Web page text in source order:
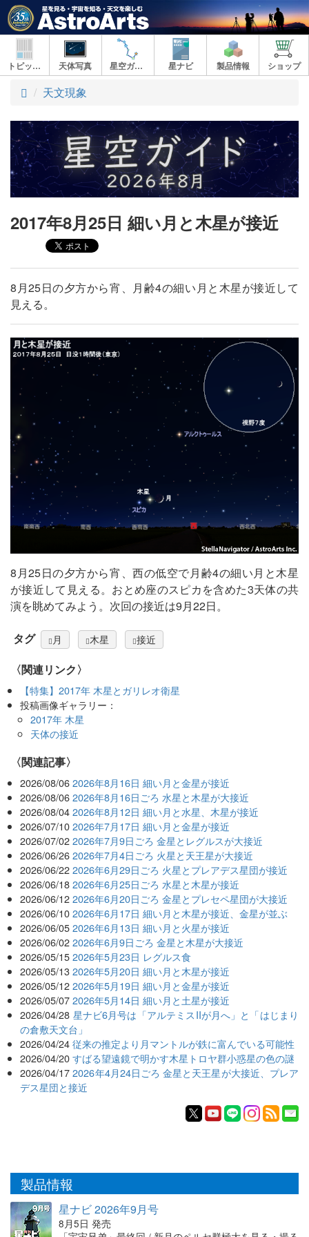
トピックス 天体写真 星空ガイド 星ナビ 製品情報 ショップ
ト
プ
天文現象
2017年8月25日 細い月と木星が接近
8月25日の夕方から宵、月齢4の細い月と木星が接近して
見える。
8月25日の夕方から宵、西の低空で月齢4の細い月と木星
が接近して見える。おとめ座のスピカを含めた3天体の共
演を眺めてみよう。次回の接近は9月22日。
タグ 月 木星 接近
〈関連リンク〉
【特集】2017年 木星とガリレオ衛星
投稿画像ギャラリー：
2017年 木星
天体の接近
関連記事
2026/08/06 2026年8月16日 細い月と金星が接近
2026/08/06 2026年8月16日ごろ 水星と木星が大接近
2026/08/04 2026年8月12日 細い月と水星、木星が接近
2026/07/10 2026年7月17日 細い月と金星が接近
2026/07/02 2026年7月9日ごろ 金星とレグルスが大接近
2026/06/26 2026年7月4日ごろ 火星と天王星が大接近
2026/06/22 2026年6月29日ごろ 火星とプレアデス星団が接近
2026/06/18 2026年6月25日ごろ 水星と木星が接近
2026/06/12 2026年6月20日ごろ 金星とプレセペ星団が大接近
2026/06/10 2026年6月17日 細い月と木星が接近、金星が並ぶ
2026/06/05 2026年6月13日 細い月と火星が接近
2026/06/02 2026年6月9日ごろ 金星と木星が大接近
2026/05/15 2026年5月23日 レグルス食
2026/05/13 2026年5月20日 細い月と木星が接近
2026/05/12 2026年5月19日 細い月と金星が接近
2026/05/07 2026年5月14日 細い月と土星が接近
2026/04/28 星ナビ6月号は「アルテミスIIが月へ」と「はじまり
の倉敷天文台」
2026/04/24 従来の推定より月マントルが鉄に富んでいる可能性
2026/04/20 すばる望遠鏡で明かす木星トロヤ群小惑星の色の謎
2026/04/17 2026年4月24日ごろ 金星と天王星が大接近、プレア
デス星団と接近
製品情報
星ナビ 2026年9月号
8月5日 発売